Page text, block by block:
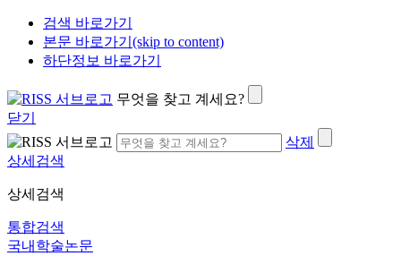
검색 바로가기
본문 바로가기(skip to content)
하단정보 바로가기
무엇을 찾고 계세요?
닫기
삭제
상세검색
상세검색
통합검색
국내학술논문